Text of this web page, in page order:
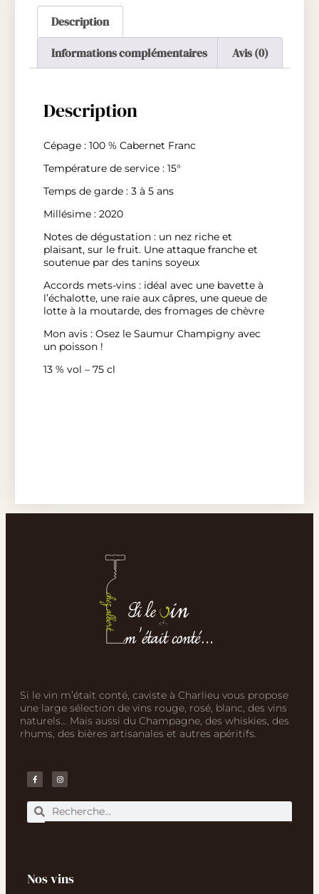
Description
Informations complémentaires
Avis (0)
Description
Cépage : 100 % Cabernet Franc
Température de service : 15°
Temps de garde : 3 à 5 ans
Millésime : 2020
Notes de dégustation : un nez riche et
plaisant, sur le fruit. Une attaque franche et
soutenue par des tanins soyeux
Accords mets-vins : idéal avec une bavette à
l’échalotte, une raie aux câpres, une queue de
lotte à la moutarde, des fromages de chèvre
Mon avis : Osez le Saumur Champigny avec
un poisson !
13 % vol – 75 cl
Si le vin m’était conté, caviste à Charlieu vous propose
une large sélection de vins rouge, rosé, blanc, des vins
naturels… Mais aussi du Champagne, des whiskies, des
rhums, des bières artisanales et autres apéritifs.
Nos vins